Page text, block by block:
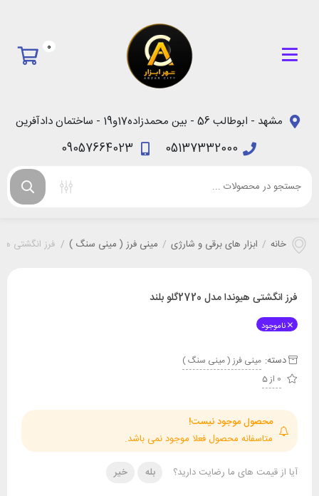
0
مشهد - ابوطالب 56 - بین محمدزاده17و19 - ساختمان دادآفرین
05137332000
09057664023
خانه / ابزار های برقی و شارژی / مینی فرز ( مینی سنگ ) / فرز انگشتی هیوندا
فرز انگشتی هیوندا مدل 2720گلو بلند
ناموجود
دسته: مینی فرز ( مینی سنگ )
0 از 5
محصول موجود نیست!
متاسفانه محصول فعلا موجود نمی باشد.
آیا از قیمت های ما رضایت دارید؟ بله خیر